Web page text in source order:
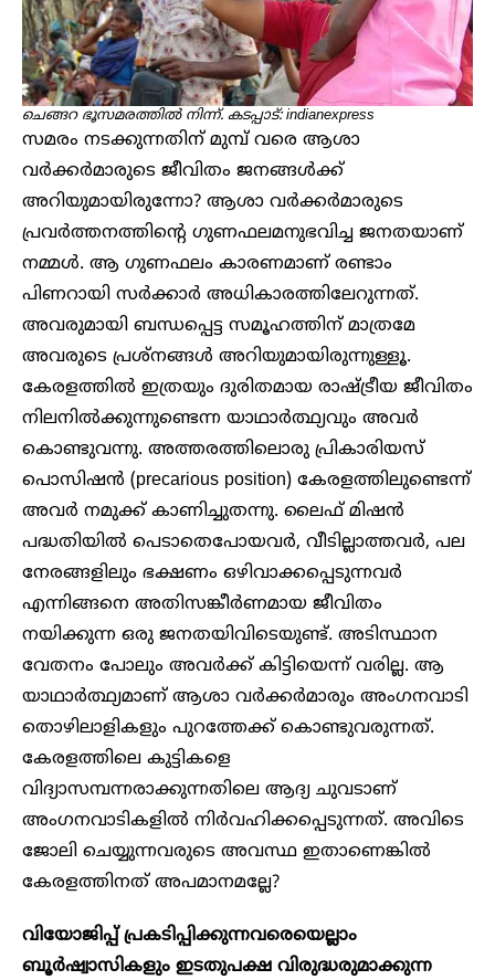
ചെങ്ങറ ഭൂസമരത്തിൽ നിന്ന്. കടപ്പാട്: indianexpress
സമരം നടക്കുന്നതിന് മുമ്പ് വരെ ആശാ
വർക്കർമാരുടെ ജീവിതം ജനങ്ങൾക്ക്
അറിയുമായിരുന്നോ? ആശാ വർക്കർമാരുടെ
പ്രവർത്തനത്തിന്റെ ഗുണഫലമനുഭവിച്ച ജനതയാണ്
നമ്മൾ. ആ ഗുണഫലം കാരണമാണ് രണ്ടാം
പിണറായി സർക്കാർ അധികാരത്തിലേറുന്നത്.
അവരുമായി ബന്ധപ്പെട്ട സമൂഹത്തിന് മാത്രമേ
അവരുടെ പ്രശ്നങ്ങൾ അറിയുമായിരുന്നുള്ളൂ.
കേരളത്തിൽ ഇത്രയും ദുരിതമായ രാഷ്ട്രീയ ജീവിതം
നിലനിൽക്കുന്നുണ്ടെന്ന യാഥാർത്ഥ്യവും അവർ
കൊണ്ടുവന്നു. അത്തരത്തിലൊരു പ്രികാരിയസ്
പൊസിഷൻ (precarious position) കേരളത്തിലുണ്ടെന്ന്
അവർ നമുക്ക് കാണിച്ചുതന്നു. ലൈഫ് മിഷൻ
പദ്ധതിയിൽ പെടാതെപോയവർ, വീടില്ലാത്തവർ, പല
നേരങ്ങളിലും ഭക്ഷണം ഒഴിവാക്കപ്പെടുന്നവർ
എന്നിങ്ങനെ അതിസങ്കീർണമായ ജീവിതം
നയിക്കുന്ന ഒരു ജനതയിവിടെയുണ്ട്. അടിസ്ഥാന
വേതനം പോലും അവർക്ക് കിട്ടിയെന്ന് വരില്ല. ആ
യാഥാർത്ഥ്യമാണ് ആശാ വർക്കർമാരും അംഗനവാടി
തൊഴിലാളികളും പുറത്തേക്ക് കൊണ്ടുവരുന്നത്.
കേരളത്തിലെ കുട്ടികളെ
വിദ്യാസമ്പന്നരാക്കുന്നതിലെ ആദ്യ ചുവടാണ്
അംഗനവാടികളിൽ നിർവഹിക്കപ്പെടുന്നത്. അവിടെ
ജോലി ചെയ്യുന്നവരുടെ അവസ്ഥ ഇതാണെങ്കിൽ
കേരളത്തിനത് അപമാനമല്ലേ?
വിയോജിപ്പ് പ്രകടിപ്പിക്കുന്നവരെയെല്ലാം
ബൂർഷ്വാസികളും ഇടതുപക്ഷ വിരുദ്ധരുമാക്കുന്ന